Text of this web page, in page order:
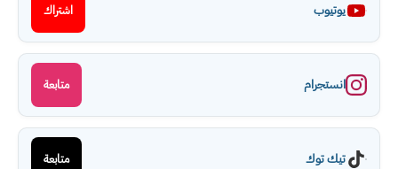
يوتيوب اشتراك
انستجرام متابعة
تيك توك متابعة